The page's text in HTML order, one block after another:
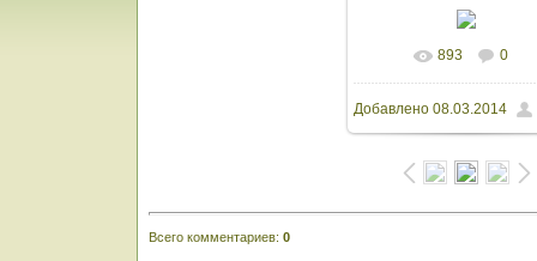
В реальном
1200x1600/ 284.0Kb
893 0
Добавлено08.03.2014
Всего комментариев: 0